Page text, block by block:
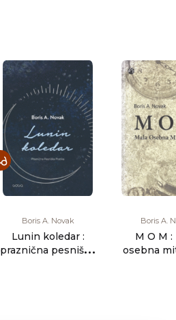
Boris A. Novak
Lunin koledar :
praznična pesniška
Boris A.
M O M :
osebna